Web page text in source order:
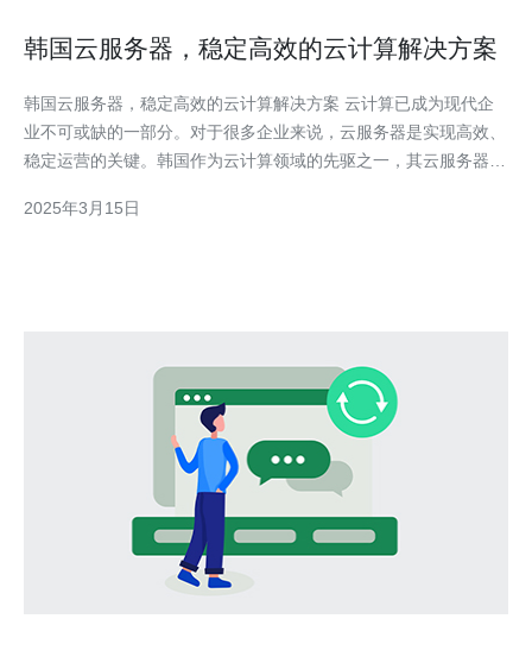
韩国云服务器，稳定高效的云计算解决方案
韩国云服务器，稳定高效的云计算解决方案 云计算已成为现代企
业不可或缺的一部分。对于很多企业来说，云服务器是实现高效、
稳定运营的关键。韩国作为云计算领域的先驱之一，其云服务器方
算领域的应用。 韩国云服务器具有以下特点： 高可靠性：韩国云
2025年3月15日